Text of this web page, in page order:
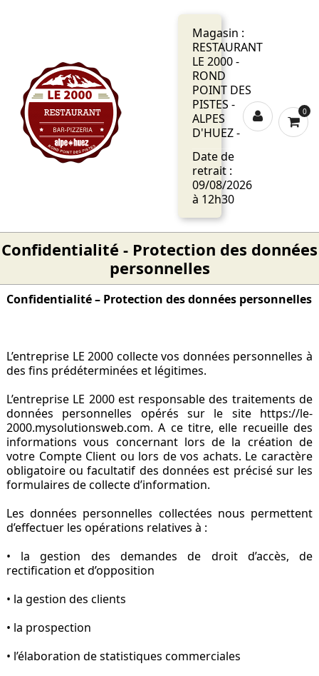
Magasin :
RESTAURANT
LE 2000 -
ROND
POINT DES
PISTES -
ALPES
D'HUEZ -
Date de
retrait :
09/08/2026
à 12h30
0
Confidentialité - Protection des données
personnelles
Confidentialité – Protection des données personnelles
L’entreprise LE 2000 collecte vos données personnelles à
des fins prédéterminées et légitimes.
L’entreprise LE 2000 est responsable des traitements de
données personnelles opérés sur le site https://le-
2000.mysolutionsweb.com. A ce titre, elle recueille des
informations vous concernant lors de la création de
votre Compte Client ou lors de vos achats. Le caractère
obligatoire ou facultatif des données est précisé sur les
formulaires de collecte d’information.
Les données personnelles collectées nous permettent
d’effectuer les opérations relatives à :
• la gestion des demandes de droit d’accès, de
rectification et d’opposition
• la gestion des clients
• la prospection
• l’élaboration de statistiques commerciales